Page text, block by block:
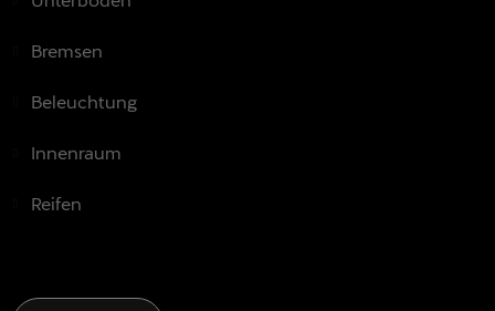
Bremsen
Beleuchtung
Innenraum
Reifen